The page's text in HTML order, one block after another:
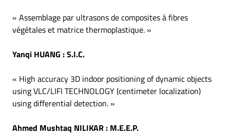
« Assemblage par ultrasons de composites à fibres
végétales et matrice thermoplastique. »
Yanqi HUANG : S.I.C.
« High accuracy 3D indoor positioning of dynamic objects
using VLC/LIFI TECHNOLOGY(centimeter localization)
using differential detection. »
Ahmed Mushtaq NILIKAR: M.E.E.P.